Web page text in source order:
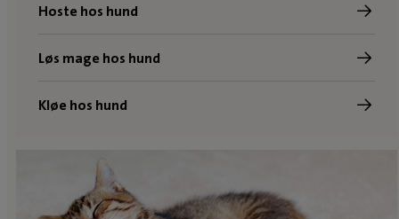
Hoste hos hund
Løs mage hos hund
Kløe hos hund